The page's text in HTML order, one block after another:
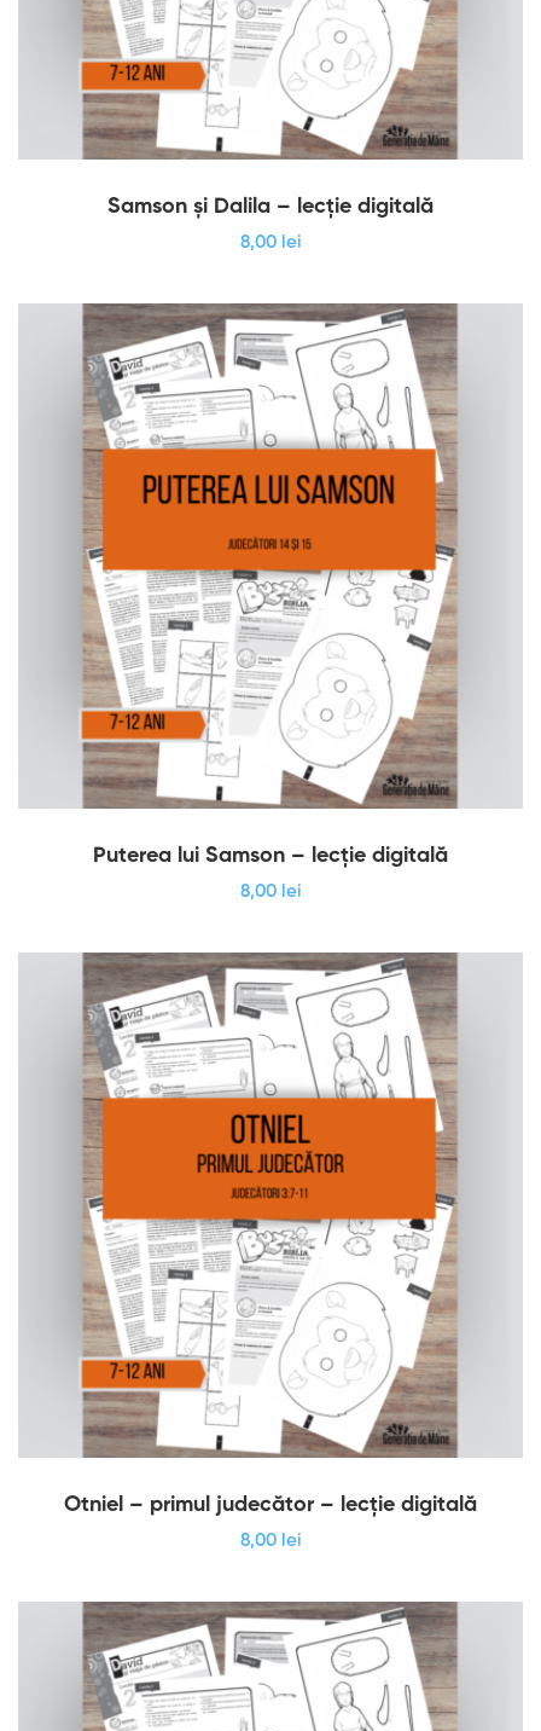
Samson și Dalila – lecție digitală
8,00 lei
Puterea lui Samson – lecție digitală
8,00 lei
Otniel – primul judecător – lecție digitală
8,00 lei